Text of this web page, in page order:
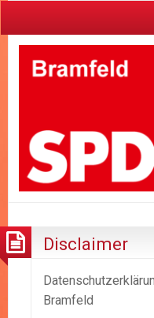
Disclaimer
Bramfeld